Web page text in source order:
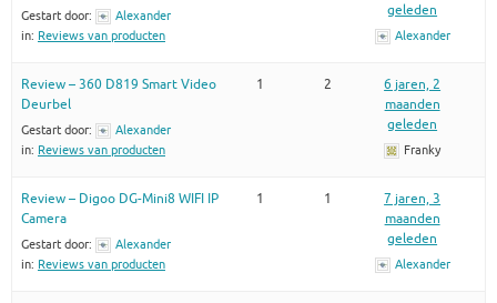
Gestart door:
Alexander
in: Reviews van producten
geleden
Alexander
Review – 360 D819 Smart Video
Deurbel
Gestart door:
Alexander
in: Reviews van producten
1 2
6 jaren, 2
maanden
geleden
Franky
Review – Digoo DG-Mini8 WIFI IP
Camera
Gestart door:
Alexander
in: Reviews van producten
1 1
7 jaren, 3
maanden
geleden
Alexander